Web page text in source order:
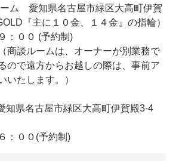
ム 愛知県名古屋市緑区大高町伊賀
『主に１０金、１４金』の指輪）
：００ (予約制)
談ルームは、オーナーが別業務で
ので遠方からお越しの際は、事前ア
いたします。）
知県名古屋市緑区大高町伊賀殿3-4
：００(予約制)